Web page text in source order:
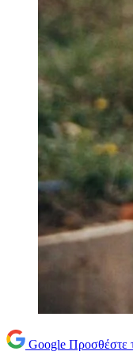
Google Προσθέστε